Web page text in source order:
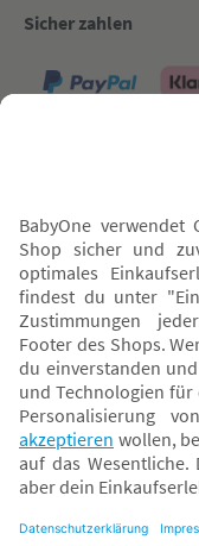
Sicher zahlen
Versand mit
* Alle Preise inkl. MwSt. und
abhängig von der von dir
Abholung in dem von dir
Onlineshop geltende Preis
Nehmer eine unverbindliche
daher von dem